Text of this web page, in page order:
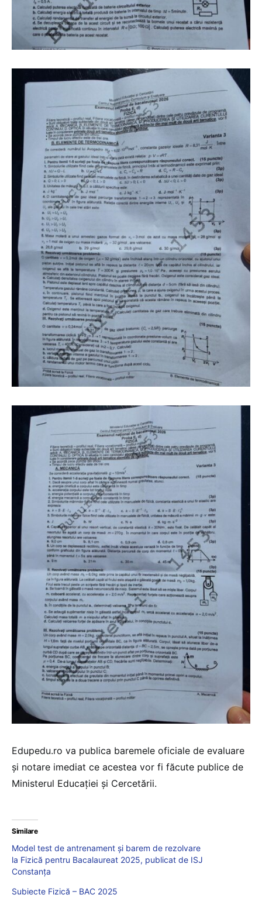
Edupedu.ro va publica baremele oficiale de evaluare
și notare imediat ce acestea vor fi făcute publice de
Ministerul Educației și Cercetării.
Similare
Model test de antrenament și barem de rezolvare
la Fizică pentru Bacalaureat 2025, publicat de ISJ
Constanța
Subiecte Fizică – BAC 2025